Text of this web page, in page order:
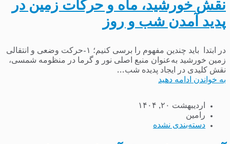
نقش خورشید، ماه و حرکات زمین در
پدید آمدن شب و روز
در ابتدا باید چندین مفهوم را برسی کنیم؛ ۱-حرکت وضعی و انتقالی
زمین خورشید به‌عنوان منبع اصلی نور و گرما در منظومه شمسی،
نقش کلیدی در ایجاد پدیده شب...
به خواندن ادامه دهید
اردیبهشت ۲۰, ۱۴۰۴
رامین
دسته‌بندی نشده